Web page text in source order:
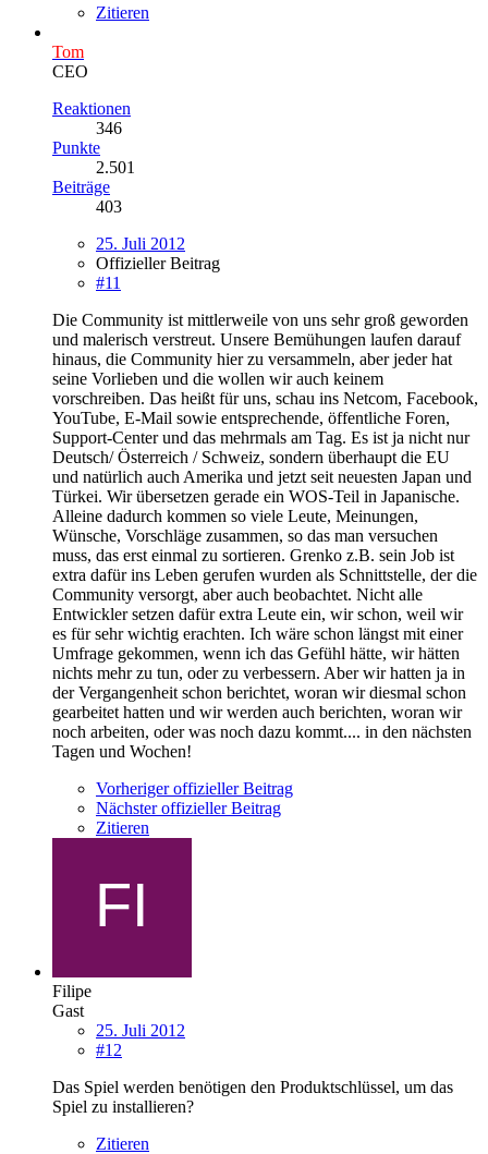
Zitieren
Tom
CEO
Reaktionen
346
Punkte
2.501
Beiträge
403
25. Juli 2012
Offizieller Beitrag
#11
Die Community ist mittlerweile von uns sehr groß geworden
und malerisch verstreut. Unsere Bemühungen laufen darauf
hinaus, die Community hier zu versammeln, aber jeder hat
seine Vorlieben und die wollen wir auch keinem
vorschreiben. Das heißt für uns, schau ins Netcom, Facebook,
YouTube, E-Mail sowie entsprechende, öffentliche Foren,
Support-Center und das mehrmals am Tag. Es ist ja nicht nur
Deutsch/ Österreich / Schweiz, sondern überhaupt die EU
und natürlich auch Amerika und jetzt seit neuesten Japan und
Türkei. Wir übersetzen gerade ein WOS-Teil in Japanische.
Alleine dadurch kommen so viele Leute, Meinungen,
Wünsche, Vorschläge zusammen, so das man versuchen
muss, das erst einmal zu sortieren. Grenko z.B. sein Job ist
extra dafür ins Leben gerufen wurden als Schnittstelle, der die
Community versorgt, aber auch beobachtet. Nicht alle
Entwickler setzen dafür extra Leute ein, wir schon, weil wir
es für sehr wichtig erachten. Ich wäre schon längst mit einer
Umfrage gekommen, wenn ich das Gefühl hätte, wir hätten
nichts mehr zu tun, oder zu verbessern. Aber wir hatten ja in
der Vergangenheit schon berichtet, woran wir diesmal schon
gearbeitet hatten und wir werden auch berichten, woran wir
noch arbeiten, oder was noch dazu kommt.... in den nächsten
Tagen und Wochen!
Vorheriger offizieller Beitrag
Nächster offizieller Beitrag
Zitieren
Filipe
Gast
25. Juli 2012
#12
Das Spiel werden benötigen den Produktschlüssel, um das
Spiel zu installieren?
Zitieren